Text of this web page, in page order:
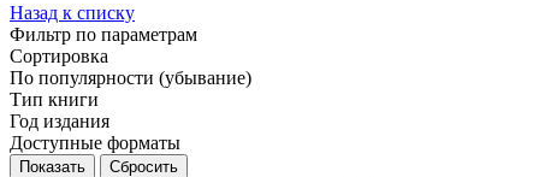
Назад к списку
Фильтр по параметрам
Сортировка
По популярности (убывание)
Тип книги
Год издания
Доступные форматы
Сбросить